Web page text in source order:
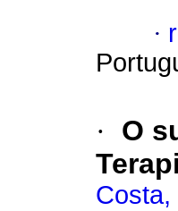
·
·
O
Costa,